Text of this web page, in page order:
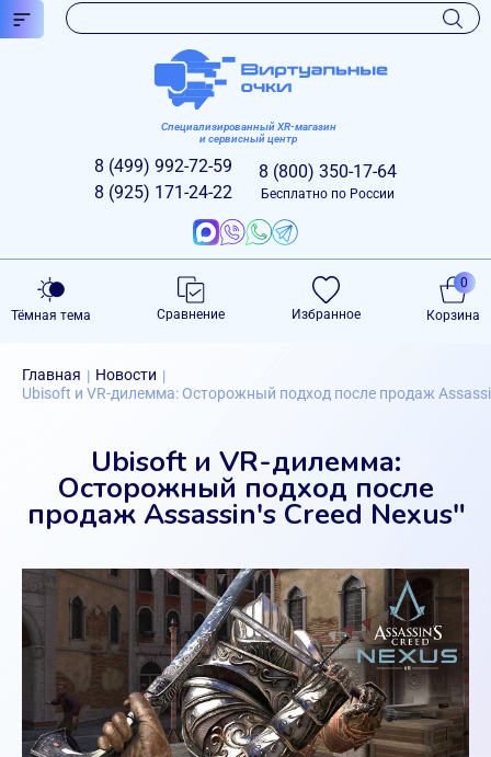
Специализированный XR-магазин
и сервисный центр
8 (499) 992-72-59
8 (925) 171-24-22
8 (800) 350-17-64
Бесплатно по России
Тёмная тема Сравнение Избранное Корзина
0
Главная | Новости |
Ubisoft и VR-дилемма: Осторожный подход после продаж
Ubisoft и VR-дилемма:
Осторожный подход после
продаж Assassin's Creed Nexus"